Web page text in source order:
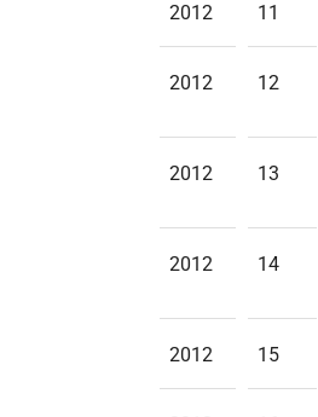
2012 11
2012 12
2012 13
2012 14
2012 15